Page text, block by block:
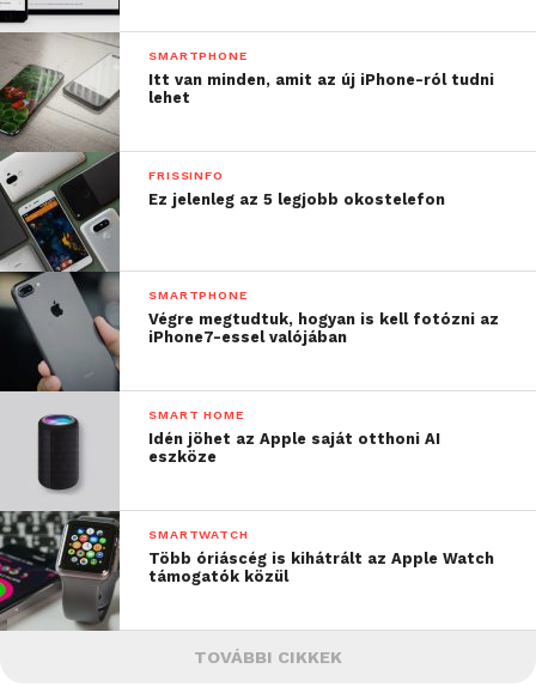
SMARTPHONE
Itt van minden, amit az új iPhone-ról tudni
lehet
FRISSINFO
Ez jelenleg az 5 legjobb okostelefon
SMARTPHONE
Végre megtudtuk, hogyan is kell fotózni az
iPhone7-essel valójában
SMART HOME
Idén jöhet az Apple saját otthoni AI
eszköze
SMARTWATCH
Több óriáscég is kihátrált az Apple Watch
támogatók közül
TOVÁBBI CIKKEK